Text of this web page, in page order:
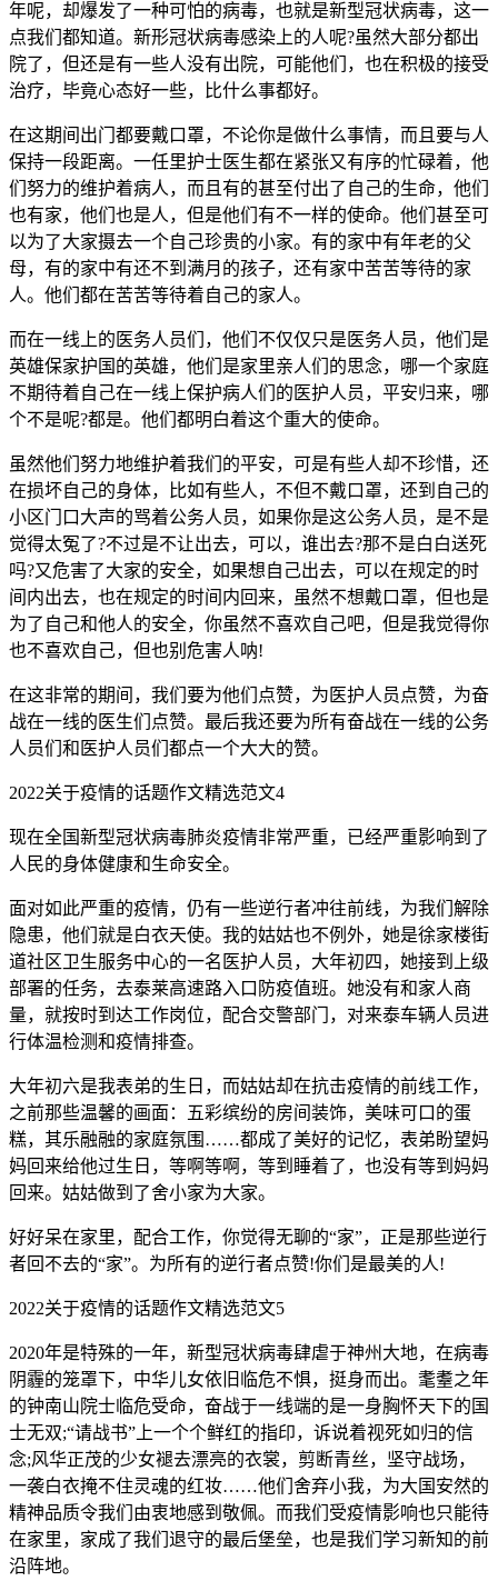
年呢，却爆发了一种可怕的病毒，也就是新型冠状病毒，这一
点我们都知道。新形冠状病毒感染上的人呢?虽然大部分都出
院了，但还是有一些人没有出院，可能他们，也在积极的接受
治疗，毕竟心态好一些，比什么事都好。
在这期间出门都要戴口罩，不论你是做什么事情，而且要与人
保持一段距离。一任里护士医生都在紧张又有序的忙碌着，他
们努力的维护着病人，而且有的甚至付出了自己的生命，他们
也有家，他们也是人，但是他们有不一样的使命。他们甚至可
以为了大家摄去一个自己珍贵的小家。有的家中有年老的父
母，有的家中有还不到满月的孩子，还有家中苦苦等待的家
人。他们都在苦苦等待着自己的家人。
而在一线上的医务人员们，他们不仅仅只是医务人员，他们是
英雄保家护国的英雄，他们是家里亲人们的思念，哪一个家庭
不期待着自己在一线上保护病人们的医护人员，平安归来，哪
个不是呢?都是。他们都明白着这个重大的使命。
虽然他们努力地维护着我们的平安，可是有些人却不珍惜，还
在损坏自己的身体，比如有些人，不但不戴口罩，还到自己的
小区门口大声的骂着公务人员，如果你是这公务人员，是不是
觉得太冤了?不过是不让出去，可以，谁出去?那不是白白送死
吗?又危害了大家的安全，如果想自己出去，可以在规定的时
间内出去，也在规定的时间内回来，虽然不想戴口罩，但也是
为了自己和他人的安全，你虽然不喜欢自己吧，但是我觉得你
也不喜欢自己，但也别危害人呐!
在这非常的期间，我们要为他们点赞，为医护人员点赞，为奋
战在一线的医生们点赞。最后我还要为所有奋战在一线的公务
人员们和医护人员们都点一个大大的赞。
2022关于疫情的话题作文精选范文4
现在全国新型冠状病毒肺炎疫情非常严重，已经严重影响到了
人民的身体健康和生命安全。
面对如此严重的疫情，仍有一些逆行者冲往前线，为我们解除
隐患，他们就是白衣天使。我的姑姑也不例外，她是徐家楼街
道社区卫生服务中心的一名医护人员，大年初四，她接到上级
部署的任务，去泰莱高速路入口防疫值班。她没有和家人商
量，就按时到达工作岗位，配合交警部门，对来泰车辆人员进
行体温检测和疫情排查。
大年初六是我表弟的生日，而姑姑却在抗击疫情的前线工作，
之前那些温馨的画面：五彩缤纷的房间装饰，美味可口的蛋
糕，其乐融融的家庭氛围……都成了美好的记忆，表弟盼望妈
妈回来给他过生日，等啊等啊，等到睡着了，也没有等到妈妈
回来。姑姑做到了舍小家为大家。
好好呆在家里，配合工作，你觉得无聊的“家”，正是那些逆行
者回不去的“家”。为所有的逆行者点赞!你们是最美的人!
2022关于疫情的话题作文精选范文5
2020年是特殊的一年，新型冠状病毒肆虐于神州大地，在病毒
阴霾的笼罩下，中华儿女依旧临危不惧，挺身而出。耄耋之年
的钟南山院士临危受命，奋战于一线端的是一身胸怀天下的国
士无双;“请战书”上一个个鲜红的指印，诉说着视死如归的信
念;风华正茂的少女褪去漂亮的衣裳，剪断青丝，坚守战场，
一袭白衣掩不住灵魂的红妆……他们舍弃小我，为大国安然的
精神品质令我们由衷地感到敬佩。而我们受疫情影响也只能待
在家里，家成了我们退守的最后堡垒，也是我们学习新知的前
沿阵地。